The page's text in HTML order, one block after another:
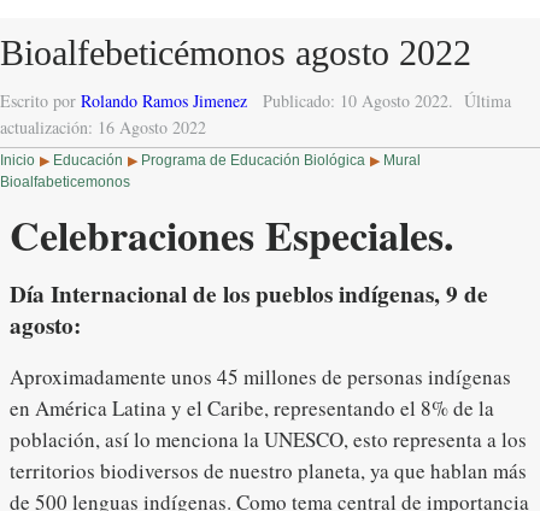
Bioalfebeticémonos agosto 2022
Escrito por Rolando Ramos Jimenez Publicado: 10 Agosto 2022. Última
actualización: 16 Agosto 2022
Inicio ▶ Educación ▶ Programa de Educación Biológica ▶ Mural
Bioalfabeticemonos
Celebraciones Especiales.
Día Internacional de los pueblos indígenas, 9 de
agosto:
Aproximadamente unos 45 millones de personas indígenas
en América Latina y el Caribe, representando el 8% de la
población, así lo menciona la UNESCO, esto representa a los
territorios biodiversos de nuestro planeta, ya que hablan más
de 500 lenguas indígenas. Como tema central de importancia